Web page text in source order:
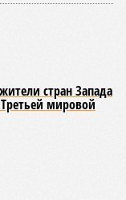
на
на площадке,
Л» ещё даже не
«В
перестали
по
Suns